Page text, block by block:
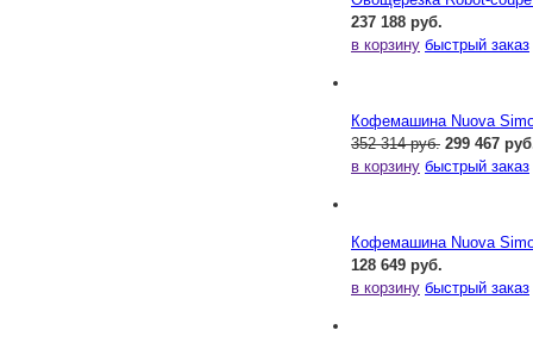
237 188 руб.
в корзину быстрый заказ
Кофемашина Nuova
352 314 руб. 299 467
в корзину быстрый заказ
Кофемашина Nuova
128 649 руб.
в корзину быстрый заказ